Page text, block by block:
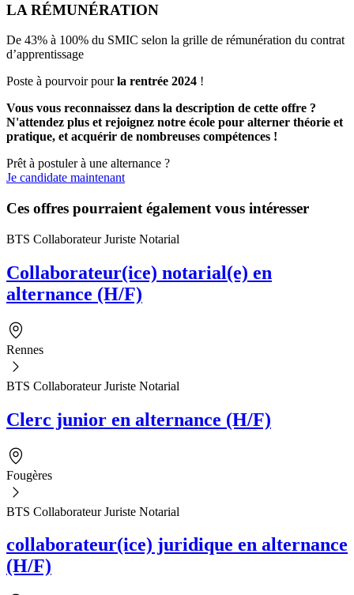
LA RÉMUNÉRATION
De 43% à 100% du SMIC selon la grille de rémunération du contrat
d’apprentissage
Poste à pourvoir pourla rentrée 2024 !
Vous vous reconnaissez dans la description de cette offre ?
N'attendez plus et rejoignez notre école pour alterner théorie et
pratique, et acquérir de nombreuses compétences !
Prêt à postuler à une alternance ?
Je candidate maintenant
Ces offres pourraient également vous intéresser
BTS Collaborateur Juriste Notarial
Collaborateur(ice) notarial(e) en
alternance (H/F)
Rennes
BTS Collaborateur Juriste Notarial
Clerc junior en alternance (H/F)
Fougères
BTS Collaborateur Juriste Notarial
collaborateur(ice) juridique en alternance
(H/F)